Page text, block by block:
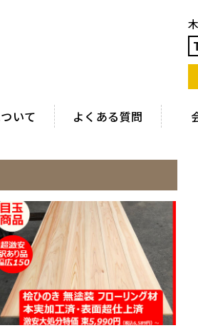
いて よくある質問